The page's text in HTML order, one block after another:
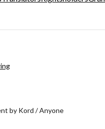
by Kord /Anyone